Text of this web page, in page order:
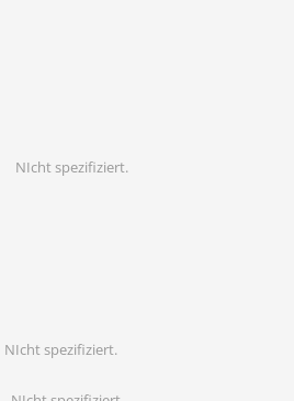
NIcht spezifiziert.
NIcht spezifiziert.